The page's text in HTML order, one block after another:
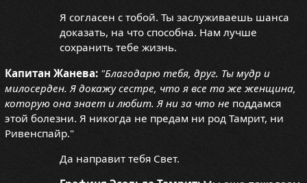
Я согласен с тобой. Ты заслуживаешь шанса
доказать, на что способна. Нам лучше
сохранить тебе жизнь.
Капитан Жанева: "Благодарю тебя, друг. Ты мудр и
милосерден. Я докажу сестре, что я все та же женщина,
которую она знает и любит. Я ни за что не поддамся
этой болезни. Я никогда не предам ни род Тамрит, ни
Ривенспайр."
Да направит тебя Свет.